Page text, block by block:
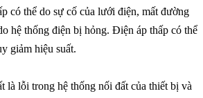
có thể do sự cố của lưới điện, mất đường
hệ thống điện bị hỏng. Điện áp thấp có thể
giảm hiệu suất.
là lỗi trong hệ thống nối đất của thiết bị và